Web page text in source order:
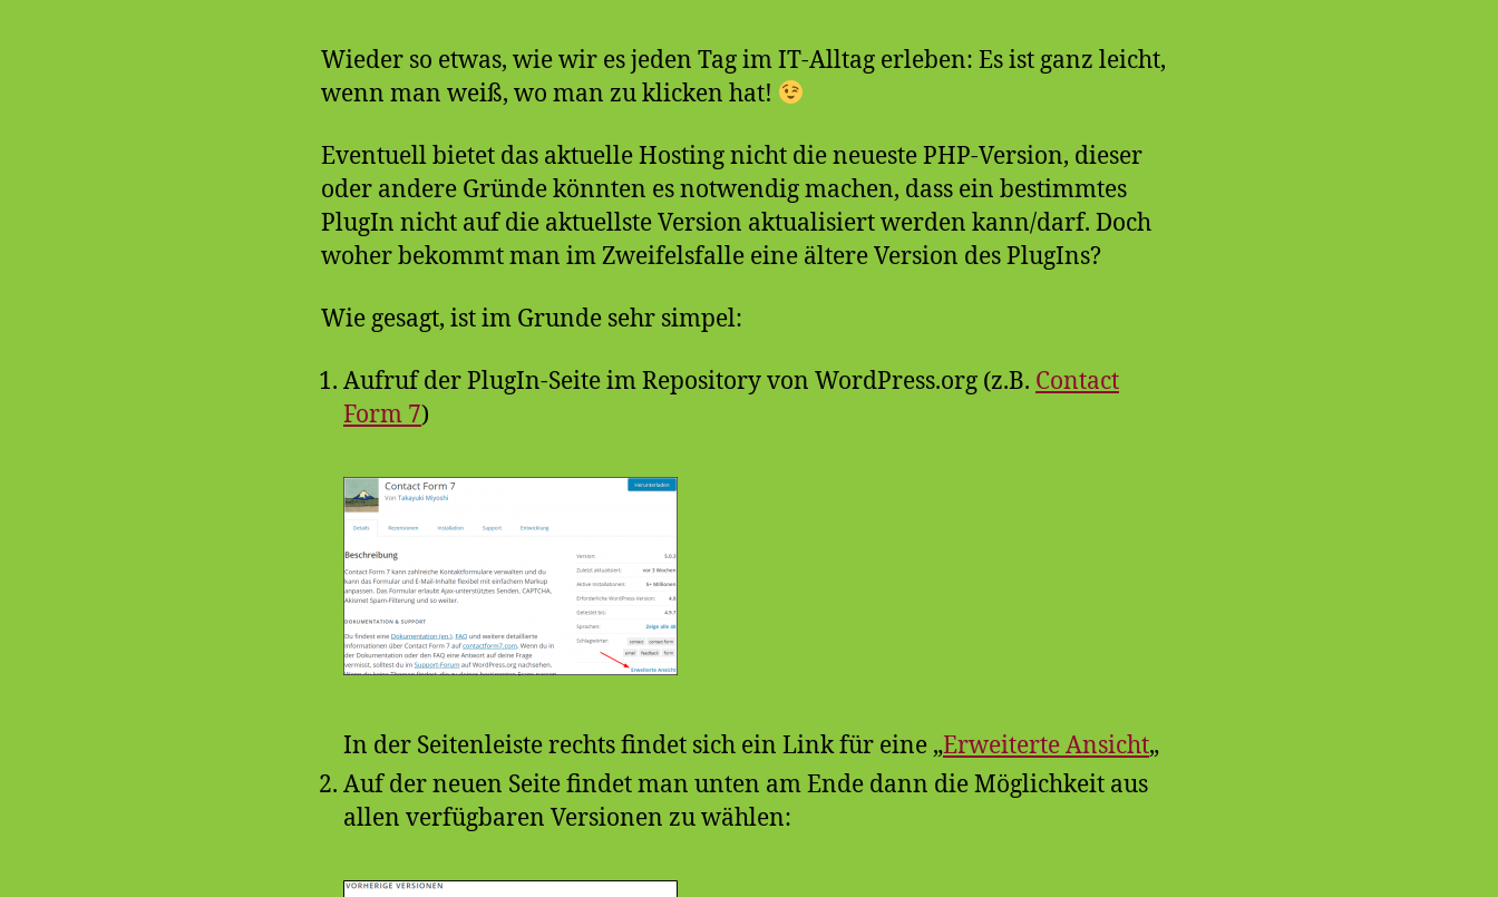
Wieder so etwas, wie wir es jeden Tag im IT-Alltag erleben: Es ist ganz leicht,
wenn man weiß, wo man zu klicken hat!
Eventuell bietet das aktuelle Hosting nicht die neueste PHP-Version, dieser
oder andere Gründe könnten es notwendig machen, dass ein bestimmtes
PlugIn nicht auf die aktuellste Version aktualisiert werden kann/darf. Doch
woher bekommt man im Zweifelsfalle eine ältere Version des PlugIns?
Wie gesagt, ist im Grunde sehr simpel:
Aufruf der PlugIn-Seite im Repository von WordPress.org (z.B. Contact
Form 7)
In der Seitenleiste rechts findet sich ein Link für eine „Erweiterte Ansicht„
Auf der neuen Seite findet man unten am Ende dann die Möglichkeit aus
allen verfügbaren Versionen zu wählen: